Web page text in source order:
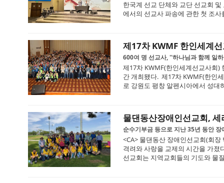
한국계 선교 단체와 교단 선교회
에서의 선교사 파송에 관한 첫 조사
제17차 KWMF 한인세계
600여 명 선교사, ''하나님과 함께 일
제17차 KWMF(한인세계선교사회)
간 개최됐다. 제17차 KWMF(한인
로 강원도 평창 알펜시아에서 성대
물댄동산장애인선교회,
순수기부금 등으로 지난 35년 동안
<CA> 물댄동산 장애인선교회(회
격려와 사랑을 교제의 시간을 가
선교회는 지역교회들의 기도와 물